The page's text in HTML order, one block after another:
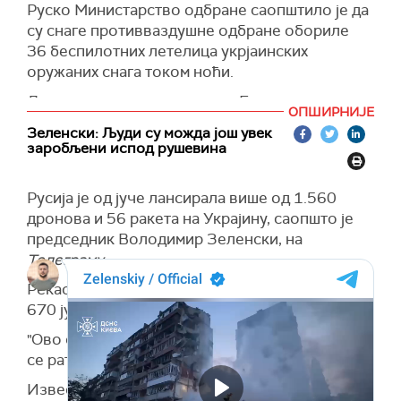
Руско Министарство одбране саопштило је да
су снаге противваздушне одбране обориле
36 беспилотних летелица укрјаинских
оружаних снага током ноћи.
Дронови су уништени изнад Белгородске,
Брјанске, Вороњешке, Калушке, Курске,
Новгородске, Ростовске, Смоленске, Тверске
и Тулске области. Беспилотне летелице су
Крима.
(Известија)
ОПШИРНИЈЕ
Зеленски: Људи су можда још увек
заробљени испод рушевина
Русија је од јуче лансирала више од 1.560
дронова и 56 ракета на Украјину, саопшто је
председник Володимир Зеленски, на
Телеграму.
Рекао је да су Руси ноћас лансирали више од
670 јуришних дронова и 56 ракета на Украјину.
"Ово свакако нису акције оних који верују да
се рат ближи крају", нагласио је Зеленски.
Известио је да је у Кијеву тренутно у току